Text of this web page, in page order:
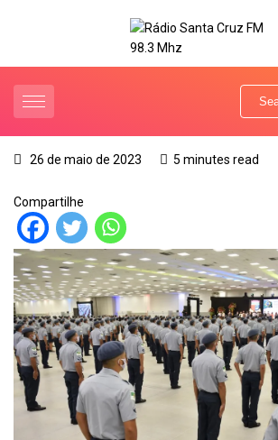
26 de maio de 2023 5 minutes read
Compartilhe